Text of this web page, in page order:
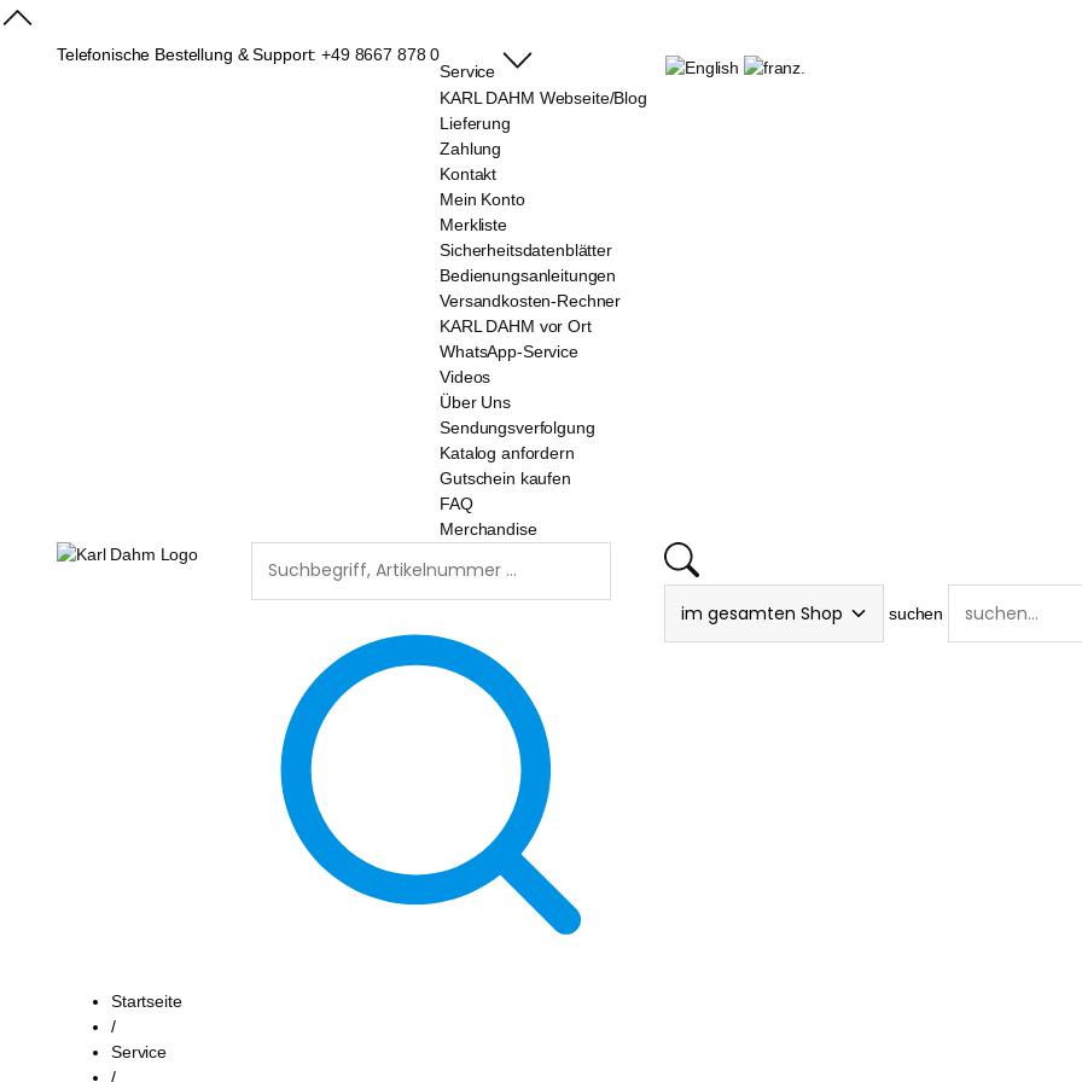
Telefonische Bestellung & Support:+49 8667 878 0
Service
KARL DAHM Webseite/Blog
Lieferung
Zahlung
Kontakt
Mein Konto
Merkliste
Sicherheitsdatenblätter
Bedienungsanleitungen
Versandkosten-Rechner
KARL DAHM vor Ort
WhatsApp-Service
Videos
Über Uns
Sendungsverfolgung
Katalog anfordern
Gutschein kaufen
FAQ
Merchandise
suchen
Startseite
/
Service
/